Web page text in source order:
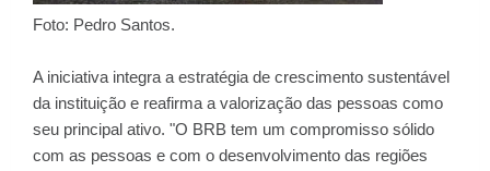
Foto: Pedro Santos.
A iniciativa integra a estratégia de crescimento sustentável
da instituição e reafirma a valorização das pessoas como
seu principal ativo. "O BRB tem um compromisso sólido
com as pessoas e com o desenvolvimento das regiões